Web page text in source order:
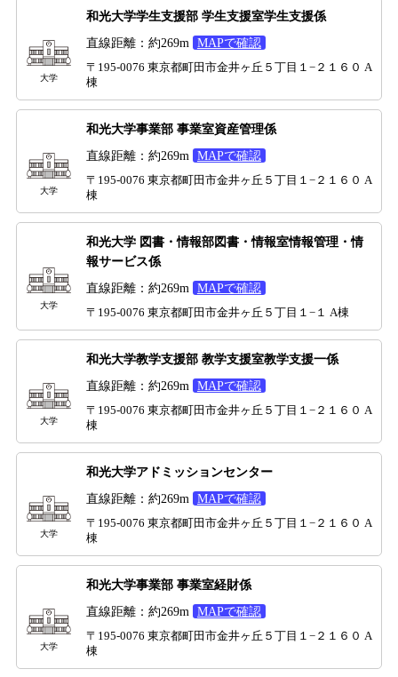
大学
和光大学学生支援部 学生支援室学生支援係
直線距離：約269m
MAPで確認
〒195-0076 東京都町田市金井ヶ丘５丁目１−２１６０ A
棟
大学
和光大学事業部 事業室資産管理係
直線距離：約269m
MAPで確認
〒195-0076 東京都町田市金井ヶ丘５丁目１−２１６０ A
棟
大学
和光大学 図書・情報部図書・情報室情報管理・情
報サービス係
直線距離：約269m
MAPで確認
〒195-0076 東京都町田市金井ヶ丘５丁目１−１ A棟
大学
和光大学教学支援部 教学支援室教学支援一係
直線距離：約269m
MAPで確認
〒195-0076 東京都町田市金井ヶ丘５丁目１−２１６０ A
棟
大学
和光大学アドミッションセンター
直線距離：約269m
MAPで確認
〒195-0076 東京都町田市金井ヶ丘５丁目１−２１６０ A
棟
大学
和光大学事業部 事業室経財係
直線距離：約269m
MAPで確認
〒195-0076 東京都町田市金井ヶ丘５丁目１−２１６０ A
棟